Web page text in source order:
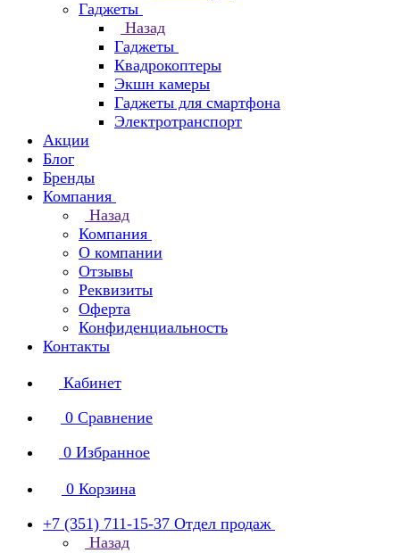
Гаджеты
Назад
Гаджеты
Квадрокоптеры
Экшн камеры
Гаджеты для смартфона
Электротранспорт
Акции
Блог
Бренды
Компания
Назад
Компания
О компании
Отзывы
Реквизиты
Оферта
Конфиденциальность
Контакты
Кабинет
0 Сравнение
0 Избранное
0 Корзина
+7 (351) 711-15-37 Отдел продаж
Назад